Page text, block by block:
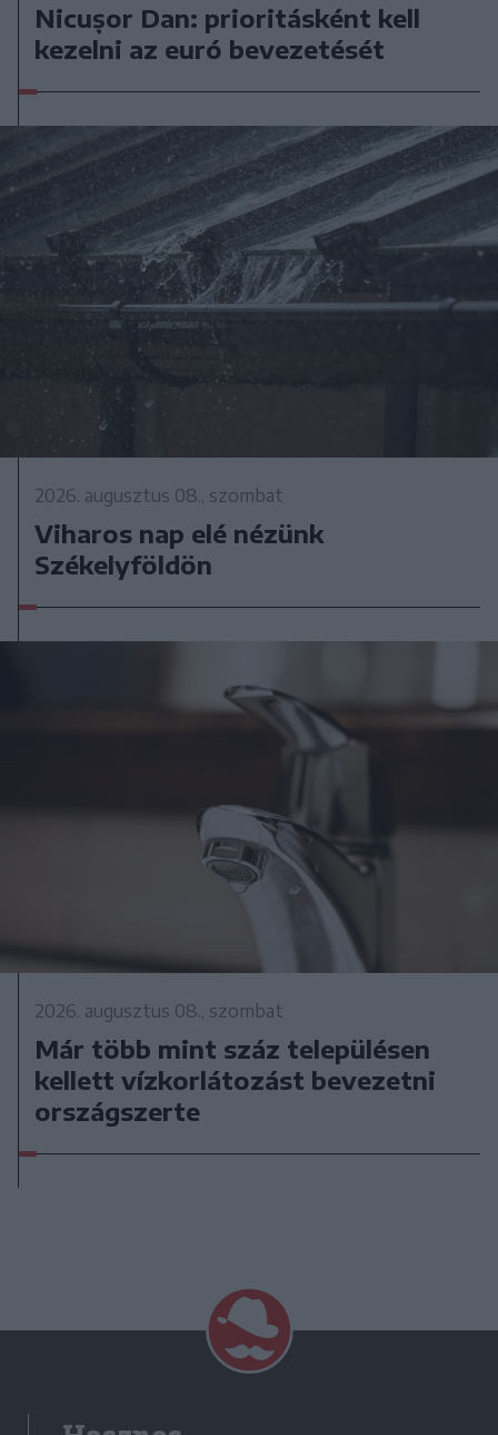
Nicușor Dan: prioritásként kell
kezelni az euró bevezetését
2026. augusztus 08., szombat
Viharos nap elé nézünk
Székelyföldön
2026. augusztus 08., szombat
Már több mint száz településen
kellett vízkorlátozást bevezetni
országszerte